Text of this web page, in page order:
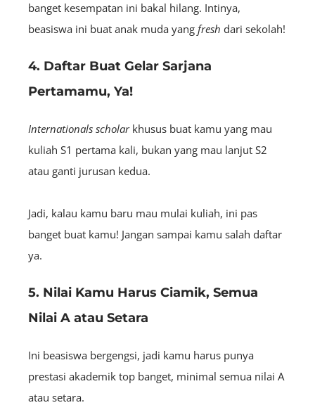
banget kesempatan ini bakal hilang. Intinya,
beasiswa ini buat anak muda yang fresh dari sekolah!
4. Daftar Buat Gelar Sarjana
Pertamamu, Ya!
Internationals scholarkhusus buat kamu yang mau
kuliah S1 pertama kali, bukan yang mau lanjut S2
atau ganti jurusan kedua.
Jadi, kalau kamu baru mau mulai kuliah, ini pas
banget buat kamu! Jangan sampai kamu salah daftar
ya.
5. Nilai Kamu Harus Ciamik, Semua
Nilai A atau Setara
Ini beasiswa bergengsi, jadi kamu harus punya
prestasi akademik top banget, minimal semua nilai A
atau setara.